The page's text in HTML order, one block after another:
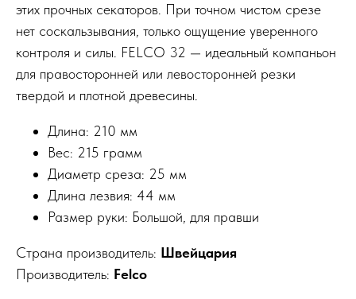
этих прочных секаторов. При точном чистом срезе
нет соскальзывания, только ощущение уверенного
контроля и силы. FELCO 32 — идеальный компаньон
для правосторонней или левосторонней резки
твердой и плотной древесины.
Длина: 210 мм
Вес: 215 грамм
Диаметр среза: 25 мм
Длина лезвия: 44 мм
Размер руки: Большой, для правши
Страна производитель: Швейцария
Производитель: Felco